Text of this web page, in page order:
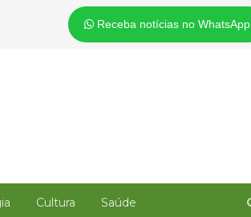
Receba notícias no WhatsApp
Cultura Saúde